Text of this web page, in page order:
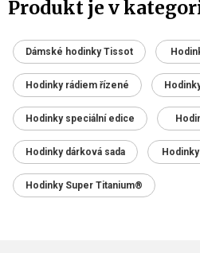
Produkt je v
Dámské hodinky Tissot
Hodinky rádiem řízené
Hodinky speciální edice
Hodinky dárková sada
Hodinky Super Titanium®